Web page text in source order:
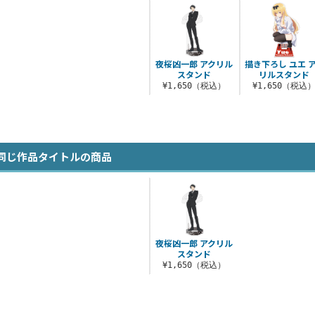
夜桜凶一郎 アクリル
スタンド
¥1,650（税込）
描き下ろし ユエ
リルスタンド
¥1,650（税込
じ作品タイトルの商品
夜桜凶一郎 アクリル
スタンド
¥1,650（税込）